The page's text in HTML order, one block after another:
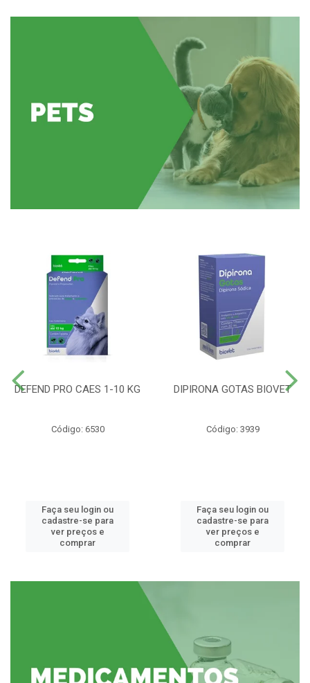
DEFEND PRO CAES 1-10 KG
Código: 6530
Faça seu login ou
cadastre-se para
ver preços e
comprar
DIPIRONA GOTAS BIOVET
Código: 3939
Faça seu login ou
cadastre-se para
ver preços e
comprar